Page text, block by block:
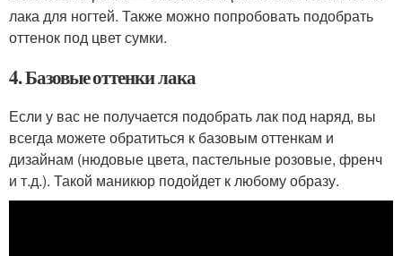
лака для ногтей. Также можно попробовать подобрать
оттенок под цвет сумки.
4. Базовые оттенки лака
Если у вас не получается подобрать лак под наряд, вы
всегда можете обратиться к базовым оттенкам и
дизайнам (нюдовые цвета, пастельные розовые, френч
и т.д.). Такой маникюр подойдет к любому образу.